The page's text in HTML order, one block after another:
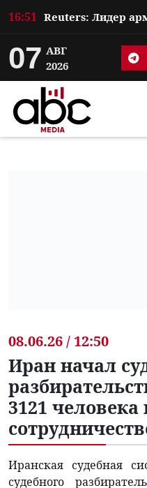
16:51
07 АВГ
2026
08.06.26 / 12:50
Иран начал
3121
Иранская судебная
судебного